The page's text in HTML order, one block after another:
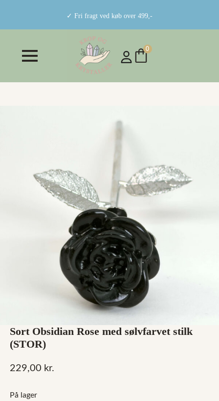
✓ Fri fragt ved køb over 499,-
0
Sort Obsidian Rose med sølvfarvet stilk
(STOR)
229,00 kr.
På lager